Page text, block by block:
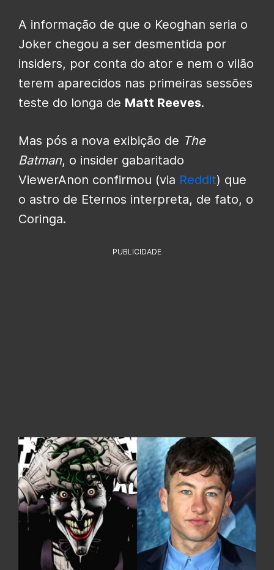
A informação de que o Keoghan seria o
Joker chegou a ser desmentida por
insiders, por conta do ator e nem o vilão
terem aparecidos nas primeiras sessões
teste do longa de Matt Reeves.
Mas pós a nova exibição de The
Batman, o insider gabaritado
ViewerAnon confirmou (via Reddit) que
o astro de Eternos interpreta, de fato, o
Coringa.
PUBLICIDADE